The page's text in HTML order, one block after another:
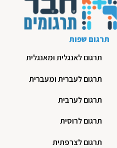
תרגום שפות
תרגום לאנגלית ומאנגלית
תרגום לעברית ומעברית
תרגום לערבית
תרגום לרוסית
תרגום לצרפתית